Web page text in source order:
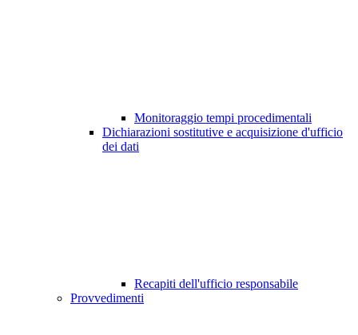
Monitoraggio tempi procedimentali
Dichiarazioni sostitutive e acquisizione d'ufficio
dei dati
Recapiti dell'ufficio responsabile
Provvedimenti